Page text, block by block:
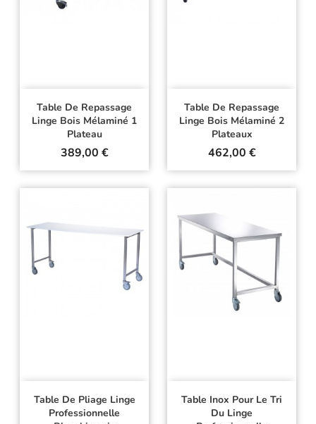
Table De Repassage
Linge Bois Mélaminé 1
Plateau
Prix
389,00 €
Table De Repassage
Linge Bois Mélaminé 2
Plateaux
Prix
462,00 €
Table De Pliage Linge
Professionnelle
Table Inox Pour Le Tri
Du Linge